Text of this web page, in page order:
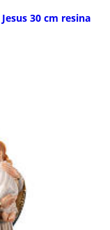
30 cm resina